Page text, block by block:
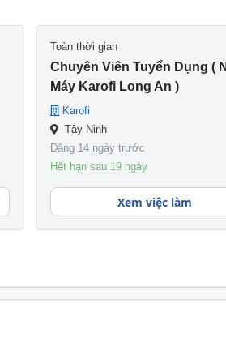
Toàn thời gian
Chuyên Viên Tuyển Dụng (
Máy Karofi Long An )
Karofi
Tây Ninh
Đăng 14 ngày trước
Hết hạn sau 19 ngày
Xem việc làm